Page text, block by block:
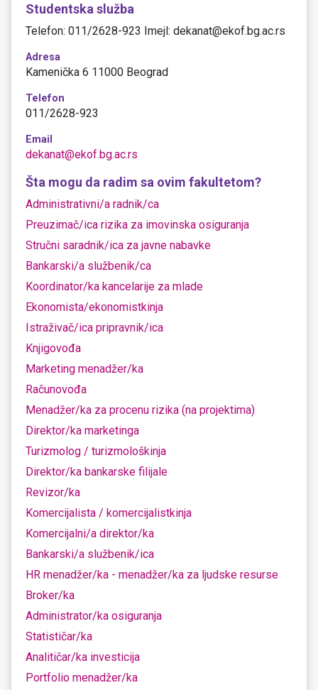
Studentska služba
Telefon: 011/2628-923 Imejl: dekanat@ekof.bg.ac.rs
Adresa
Kamenička 6 11000 Beograd
Telefon
011/2628-923
Email
dekanat@ekof.bg.ac.rs
Šta mogu da radim sa ovim fakultetom?
Administrativni/a radnik/ca
Preuzimač/ica rizika za imovinska osiguranja
Stručni saradnik/ica za javne nabavke
Bankarski/a službenik/ca
Koordinator/ka kancelarije za mlade
Ekonomista/ekonomistkinja
Istraživač/ica pripravnik/ica
Knjigovođa
Marketing menadžer/ka
Računovođa
Menadžer/ka za procenu rizika (na projektima)
Direktor/ka marketinga
Turizmolog / turizmološkinja
Direktor/ka bankarske filijale
Revizor/ka
Komercijalista / komercijalistkinja
Komercijalni/a direktor/ka
Bankarski/a službenik/ica
HR menadžer/ka - menadžer/ka za ljudske resurse
Broker/ka
Administrator/ka osiguranja
Statističar/ka
Analitičar/ka investicija
Portfolio menadžer/ka